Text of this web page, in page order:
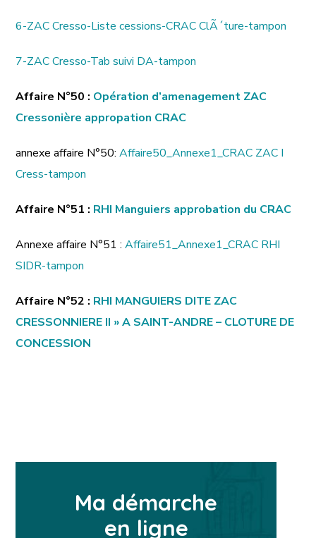
6-ZAC Cresso-Liste cessions-CRAC ClÃ´ture-tampon
7-ZAC Cresso-Tab suivi DA-tampon
Affaire N°50 : Opération d’amenagement ZAC
Cressonière appropation CRAC
annexe affaire N°50:Affaire50_Annexe1_CRAC ZAC I
Cress-tampon
Affaire N°51 : RHI Manguiers approbation du CRAC
Annexe affaire N°51 :Affaire51_Annexe1_CRAC RHI
SIDR-tampon
Affaire N°52 : RHI MANGUIERS DITE ZAC
CRESSONNIERE II » A SAINT-ANDRE – CLOTURE DE
CONCESSION
Ma démarche
en ligne